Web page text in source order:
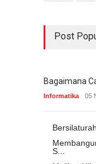
Post
Bagaimana
Informatika 05
S...